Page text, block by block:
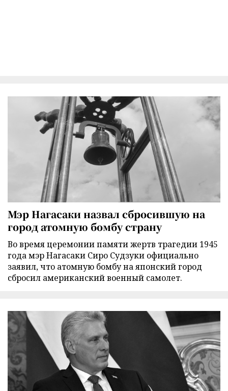
Мэр Нагасаки назвал сбросившую на
город атомную бомбу страну
Во время церемонии памяти жертв трагедии 1945
года мэр Нагасаки Сиро Судзуки официально
заявил, что атомную бомбу на японский город
сбросил американский военный самолет.